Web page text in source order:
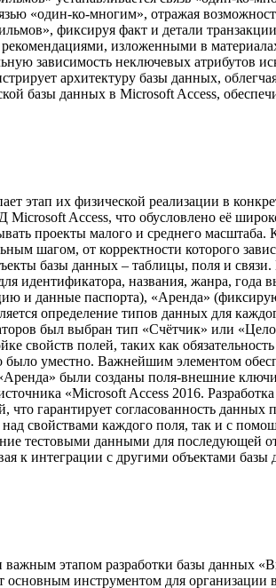
«один-ко-многим», отражая
фиксируя факт и детали
изложенными в
зависимость неключевых атрибутов
архитектуру базы данных,
базы данных в Microsoft Access,
этап их физической реализации в
Access, что обусловлено её
проекты малого и среднего масштаба.
шагом, от корректности которого
базы данных – таблицы, поля и
названия, жанра, года
и данные паспорта), «Аренда»
определение типов данных для
был выбран тип «Счётчик» или
полей, таких как
уместно. Важнейшим элементом
были созданы поля-внешние
«Microsoft Access 2016.
гарантирует согласованность
свойствами каждого поля, так и с
тестовыми данными для последующей
к интеграции с другими объектами
этапом разработки базы данных
инструментом для организации